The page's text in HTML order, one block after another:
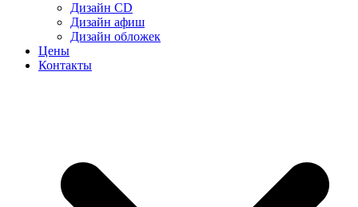
Дизайн CD
Дизайн афиш
Дизайн обложек
Цены
Контакты